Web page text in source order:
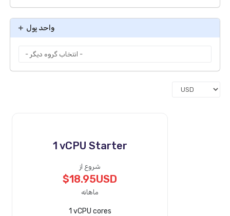
واحد پول
1 vCPU Starter
شروع از
$18.95USD
ماهانه
1 vCPU cores